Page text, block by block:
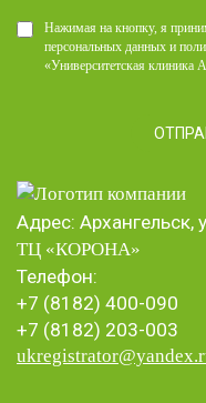
Нажимая на кнопку, я
персональных данных и
«Университетская клиника
Адрес: Архангельск,
ТЦ «КОРОНА»
Телефон:
+7 (8182) 400-090
+7 (8182) 203-003